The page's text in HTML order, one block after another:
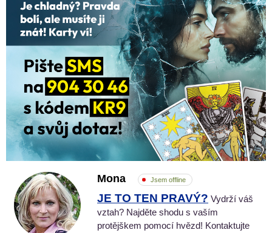
Mona Jsem offline
JE TO TEN PRAVÝ? Vydrží váš
vztah? Najděte shodu s vaším
protějškem pomocí hvězd! Kontaktujte